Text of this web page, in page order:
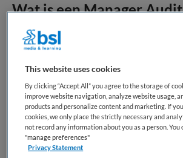
Wat is een Manager
Eenmanager audit en control
professional die verantwoordelijk is voor
verbeteren van interne beheersing,
zich op het beoordelen van processen,
van verantwoord bestuur en het
van wet- en regelgeving. Binnen de
transparantie, betrouwbaarheid en
centraal.
This website uses cookies
By clicking “Accept All” you agree to the storage of
improve website navigation, analyze website usage,
products and personalize content and marketing. If
cookies, we only place the strictly necessary and
not record any information about you as a person.
"manage preferences"
Privacy Statement